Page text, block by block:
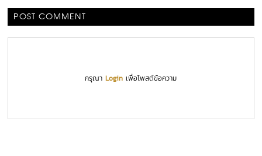
POST COMMENT
กรุณาLogin เพื่อโพสต์ข้อความ